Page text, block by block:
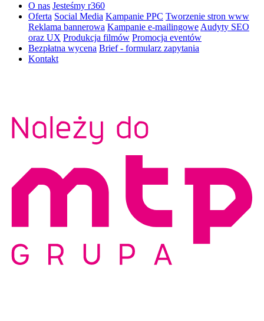
O nas Jesteśmy r360
Oferta Social Media Kampanie PPC Tworzenie stron www
Reklama bannerowa Kampanie e-mailingowe Audyty SEO
oraz UX Produkcja filmów Promocja eventów
Bezpłatna wycena Brief - formularz zapytania
Kontakt